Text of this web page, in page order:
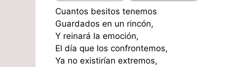
Cuantos besitos tenemos
Guardados en un rincón,
Y reinará la emoción,
El día que los confrontemos,
Ya no existirían extremos,